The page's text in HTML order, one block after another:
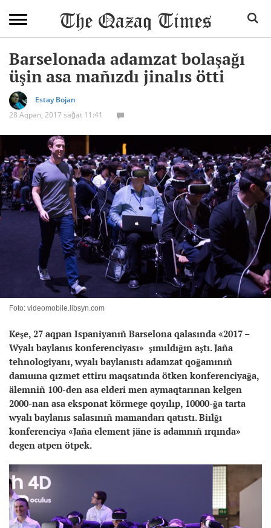
Barselonada adamzat bolaşağı
üşin asa mañızdı jinalıs ötti
Estay Bojan
28 Aqpan, 2017 sağat 11:41
Foto: videomobile.libsyn.com
Keşe, 27 aqpan Ispaniyanıñ Barselona qalasında «2017 –
Wyalı baylanıs konferenciyası» şımıldığın aştı. Jaña
tehnologiyanı, wyalı baylanıstı adamzat qoğamınıñ
damuına qızmet ettiru maqsatında ötken konferenciyağa,
älemniñ 100-den asa elderi men aymaqtarınan kelgen
2000-nan asa eksponat körmege qoyılıp, 10000-ğa tarta
wyalı baylanıs salasınıñ mamandarı qatıstı. Biılğı
konferenciya «Jaña element jäne is adamnıñ ırqında»
degen atpen ötpek.